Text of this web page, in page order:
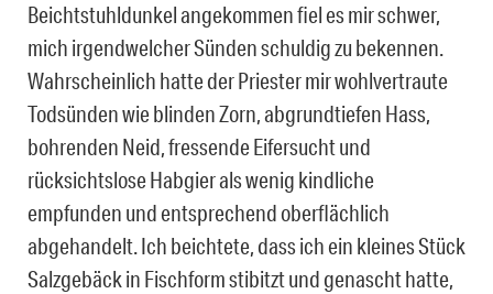
Beichtstuhldunkel angekommen fiel es mir schwer,
mich irgendwelcher Sünden schuldig zu bekennen.
Wahrscheinlich hatte der Priester mir wohlvertraute
Todsünden wie blinden Zorn, abgrundtiefen Hass,
bohrenden Neid, fressende Eifersucht und
rücksichtslose Habgier als wenig kindliche
empfunden und entsprechend oberflächlich
abgehandelt. Ich beichtete, dass ich ein kleines Stück
Salzgebäck in Fischform stibitzt und genascht hatte,